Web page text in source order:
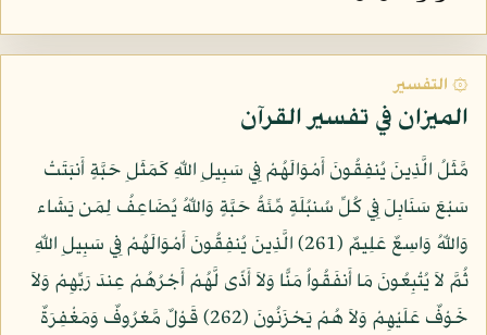
۞ التفسير
الميزان في تفسير القرآن
مَّثَلُ الَّذِينَ يُنفِقُونَ أَمْوَالَهُمْ فِي سَبِيلِ اللّهِ كَمَثَلِ حَبَّةٍ أَنبَتَتْ
سَبْعَ سَنَابِلَ فِي كُلِّ سُنبُلَةٍ مِّئَةُ حَبَّةٍ وَاللّهُ يُضَاعِفُ لِمَن يَشَاء
وَاللّهُ وَاسِعٌ عَلِيمٌ (261) الَّذِينَ يُنفِقُونَ أَمْوَالَهُمْ فِي سَبِيلِ اللّهِ
ثُمَّ لاَ يُتْبِعُونَ مَا أَنفَقُواُ مَنًّا وَلاَ أَذًى لَّهُمْ أَجْرُهُمْ عِندَ رَبِّهِمْ وَلاَ
خَوْفٌ عَلَيْهِمْ وَلاَ هُمْ يَحْزَنُونَ (262) قَوْلٌ مَّعْرُوفٌ وَمَغْفِرَةٌ